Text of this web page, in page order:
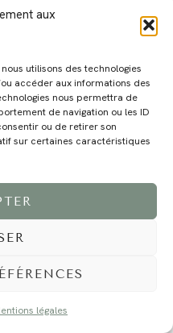
aux
utilisons des technologies
accéder aux informations des
nous permettra de
de navigation ou les ID
ou de retirer son
sur certaines caractéristiques
légales
VOYAGE BLOG CONTACT
- Nice - Côte d'Azur -